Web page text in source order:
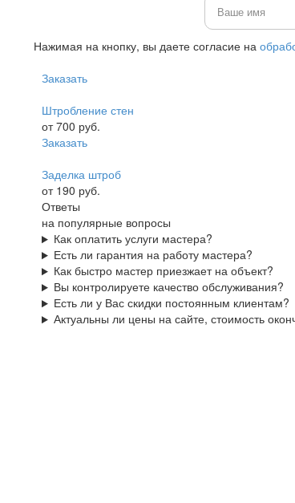
Нажимая на кнопку, вы даете согласие на
Заказать
Штробление стен
от 700 руб.
Заказать
Заделка штроб
от 190 руб.
Ответы
на популярные вопросы
Как оплатить услуги мастера?
Есть ли гарантия на работу мастера?
Как быстро мастер приезжает на объект?
Вы контролируете качество обслуживания?
Есть ли у Вас скидки постоянным клиентам?
Актуальны ли цены на сайте, стоимость